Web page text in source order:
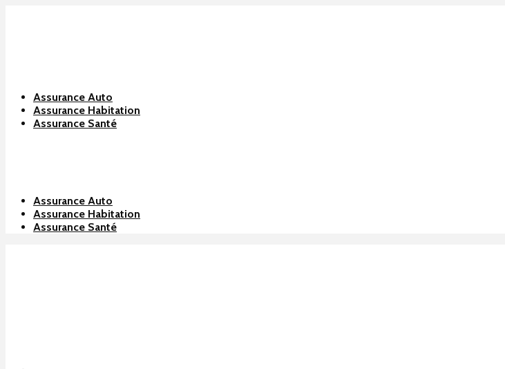
Assurance Auto
Assurance Habitation
Assurance Santé
Assurance Auto
Assurance Habitation
Assurance Santé